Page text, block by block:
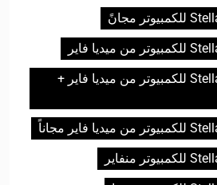
تحميل لعبة Stellar Blade للكمبيوتر من ميديا فاير +